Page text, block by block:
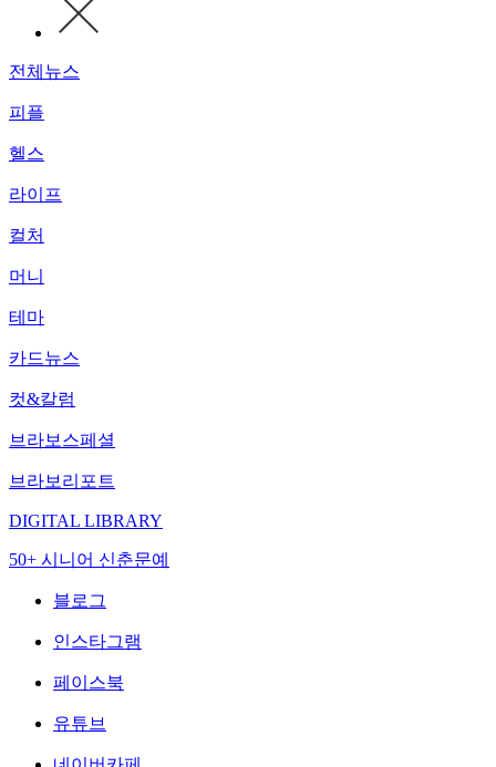
전체뉴스
피플
헬스
라이프
컬처
머니
테마
카드뉴스
컷&칼럼
브라보스페셜
브라보리포트
DIGITAL LIBRARY
50+ 시니어 신춘문예
블로그
인스타그램
페이스북
유튜브